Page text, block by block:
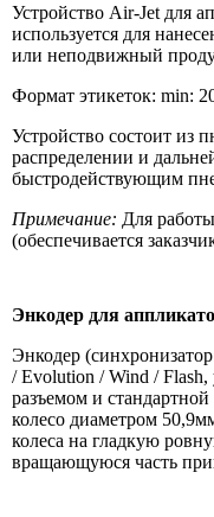
Устройство Air-Jet для
используется для
или неподвижный
Формат этикеток: min:
Устройство состоит из
распределении и
быстродействующим
Примечание: Для
(обеспечивается
Энкодер для
Энкодер
/ Evolution / Wind /
разъемом и
колесо диаметром
колеса на гладкую
вращающуюся часть